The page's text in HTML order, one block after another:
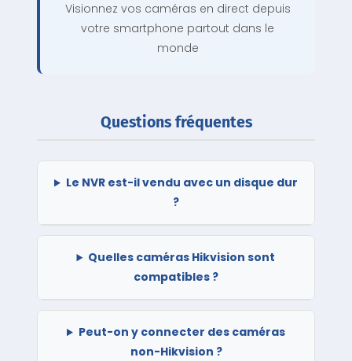
Visionnez vos caméras en direct depuis
votre smartphone partout dans le
monde
Questions fréquentes
Le NVR est-il vendu avec un disque dur
?
Quelles caméras Hikvision sont
compatibles ?
Peut-on y connecter des caméras
non-Hikvision ?